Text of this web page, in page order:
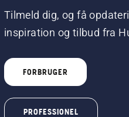
Tilmeld dig, og få
inspiration og tilbud fra
FORBRUGER
PROFESSIONEL